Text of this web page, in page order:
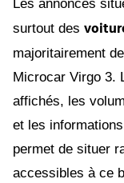
Les annonces
surtout des
majoritairement
Microcar Virgo 3.
affichés, les
et les
permet de situer
accessibles à ce